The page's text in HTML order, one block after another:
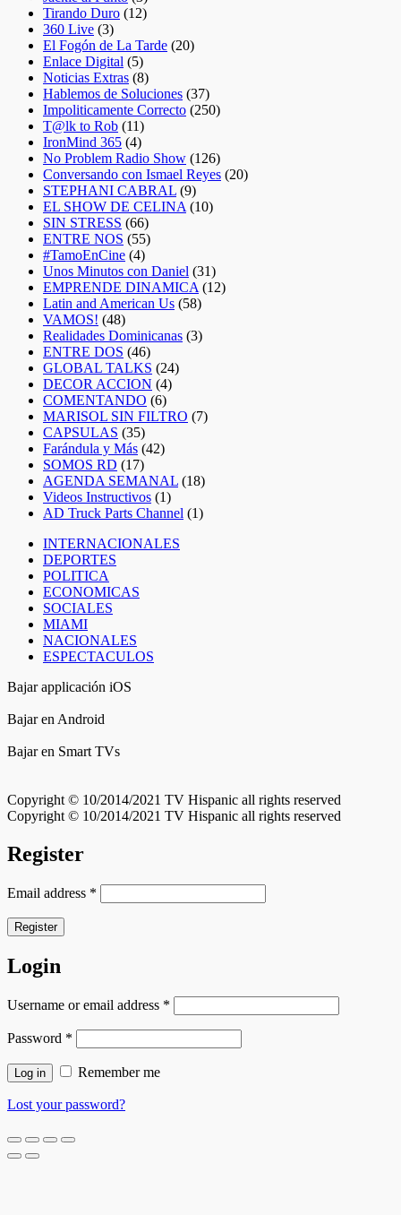
Tirando Duro (12)
360 Live (3)
El Fogón de La Tarde (20)
Enlace Digital (5)
Noticias Extras (8)
Hablemos de Soluciones (37)
Impoliticamente Correcto (250)
T@lk to Rob (11)
IronMind 365 (4)
No Problem Radio Show (126)
Conversando con Ismael Reyes (20)
STEPHANI CABRAL (9)
EL SHOW DE CELINA (10)
SIN STRESS (66)
ENTRE NOS (55)
#TamoEnCine (4)
Unos Minutos con Daniel (31)
EMPRENDE DINAMICA (12)
Latin and American Us (58)
VAMOS! (48)
Realidades Dominicanas (3)
ENTRE DOS (46)
GLOBAL TALKS (24)
DECOR ACCION (4)
COMENTANDO (6)
MARISOL SIN FILTRO (7)
CAPSULAS (35)
Farándula y Más (42)
SOMOS RD (17)
AGENDA SEMANAL (18)
Videos Instructivos (1)
AD Truck Parts Channel (1)
INTERNACIONALES
DEPORTES
POLITICA
ECONOMICAS
SOCIALES
MIAMI
NACIONALES
ESPECTACULOS
Bajar applicación iOS
Bajar en Android
Bajar en Smart TVs
Copyright © 10/2014/2021 TV Hispanic all rights reserved
Copyright © 10/2014/2021 TV Hispanic all rights reserved
Register
Email address *
Register
Login
Username or email address *
Password *
Log in Remember me
Lost your password?